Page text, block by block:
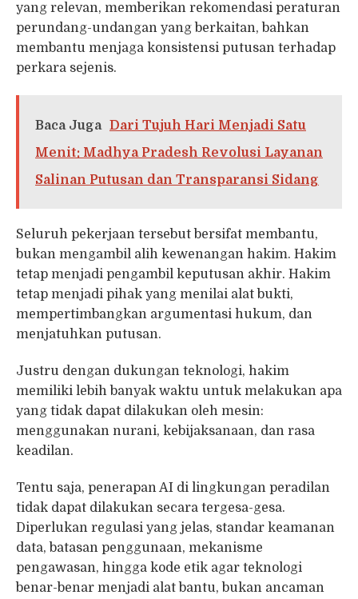
yang relevan, memberikan rekomendasi peraturan
perundang-undangan yang berkaitan, bahkan
membantu menjaga konsistensi putusan terhadap
perkara sejenis.
Baca Juga Dari Tujuh Hari Menjadi Satu
Menit: Madhya Pradesh Revolusi Layanan
Salinan Putusan dan Transparansi Sidang
Seluruh pekerjaan tersebut bersifat membantu,
bukan mengambil alih kewenangan hakim. Hakim
tetap menjadi pengambil keputusan akhir. Hakim
tetap menjadi pihak yang menilai alat bukti,
mempertimbangkan argumentasi hukum, dan
menjatuhkan putusan.
Justru dengan dukungan teknologi, hakim
memiliki lebih banyak waktu untuk melakukan apa
yang tidak dapat dilakukan oleh mesin:
menggunakan nurani, kebijaksanaan, dan rasa
keadilan.
Tentu saja, penerapan AI di lingkungan peradilan
tidak dapat dilakukan secara tergesa-gesa.
Diperlukan regulasi yang jelas, standar keamanan
data, batasan penggunaan, mekanisme
pengawasan, hingga kode etik agar teknologi
benar-benar menjadi alat bantu, bukan ancaman